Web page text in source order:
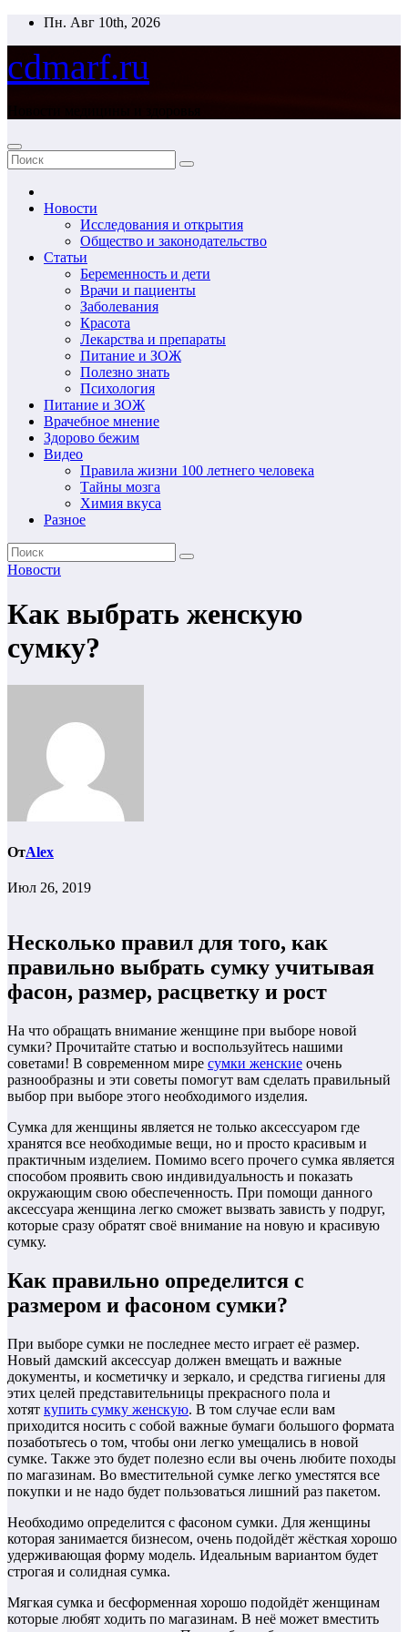
Перейти
содержимому
Пн. Авг 10th, 2026
cdmarf.ru
Новости
Исследования и открытия
Общество и законодательство
Статьи
Беременность и дети
Врачи и пациенты
Заболевания
Красота
Лекарства и препараты
Питание и ЗОЖ
Полезно знать
Психология
Питание и ЗОЖ
Врачебное мнение
Здорово бежим
Видео
Правила жизни 100 летнего человека
Тайны мозга
Химия вкуса
Разное
Новости
Как выбрать женскую
сумку?
ОтAlex
Июл 26, 2019
Несколько правил для того, как
правильно выбрать сумку учитывая
фасон, размер, расцветку и рост
На что обращать внимание женщине при выборе новой
сумки? Прочитайте статью и воспользуйтесь нашими
советами! В современном мире сумки женские очень
разнообразны и эти советы помогут вам сделать правильный
выбор при выборе этого необходимого изделия.
Сумка для женщины является не только аксессуаром где
хранятся все необходимые вещи, но и просто красивым и
практичным изделием. Помимо всего прочего сумка является
способом проявить свою индивидуальность и показать
окружающим свою обеспеченность. При помощи данного
аксессуара женщина легко сможет вызвать зависть у подруг,
которые сразу обратят своё внимание на новую и красивую
сумку.
Как правильно определится с
размером и фасоном сумки?
При выборе сумки не последнее место играет её размер.
Новый дамский аксессуар должен вмещать и важные
документы, и косметичку и зеркало, и средства гигиены для
этих целей представительницы прекрасного пола и
хотят купить сумку женскую. В том случае если вам
приходится носить с собой важные бумаги большого формата
позаботьтесь о том, чтобы они легко умещались в новой
сумке. Также это будет полезно если вы очень любите походы
по магазинам. Во вместительной сумке легко уместятся все
покупки и не надо будет пользоваться лишний раз пакетом.
Необходимо определится с фасоном сумки. Для женщины
которая занимается бизнесом, очень подойдёт жёсткая хорошо
удерживающая форму модель. Идеальным вариантом будет
строгая и солидная сумка.
Мягкая сумка и бесформенная хорошо подойдёт женщинам
которые любят ходить по магазинам. В неё может вместить